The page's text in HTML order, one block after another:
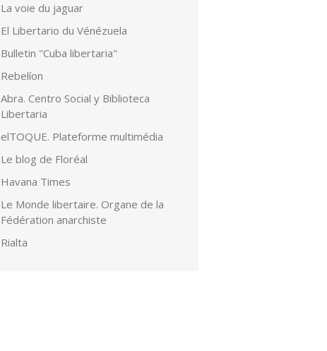
La voie du jaguar
El Libertario du Vénézuela
Bulletin "Cuba libertaria"
Rebelíon
Abra. Centro Social y Biblioteca
Libertaria
elTOQUE. Plateforme multimédia
Le blog de Floréal
Havana Times
Le Monde libertaire. Organe de la
Fédération anarchiste
Rialta